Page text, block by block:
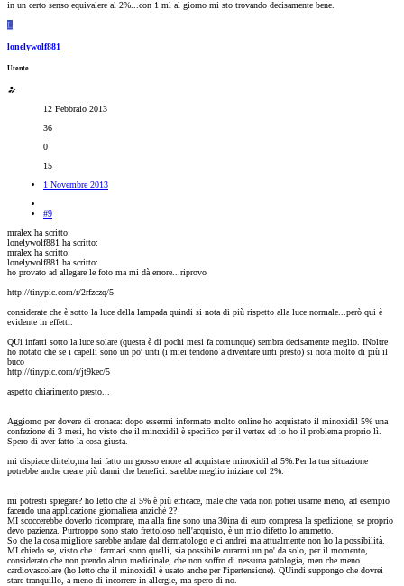
in un certo senso equivalere al 2%...con 1 ml al giorno mi sto trovando decisamente bene.
L
lonelywolf881
Utente
12 Febbraio 2013
36
0
15
1 Novembre 2013
#9
mralex ha scritto:
lonelywolf881 ha scritto:
mralex ha scritto:
lonelywolf881 ha scritto:
ho provato ad allegare le foto ma mi dà errore...riprovo
http://tinypic.com/r/2rfzczq/5
considerate che è sotto la luce della lampada quindi si nota di più rispetto alla luce normale...però qui è
evidente in effetti.
QUi infatti sotto la luce solare (questa è di pochi mesi fa comunque) sembra decisamente meglio. INoltre
ho notato che se i capelli sono un po' unti (i miei tendono a diventare unti presto) si nota molto di più il
buco
http://tinypic.com/r/jt9kec/5
aspetto chiarimento presto...
Aggiorno per dovere di cronaca: dopo essermi informato molto online ho acquistato il minoxidil 5% una
confezione di 3 mesi, ho visto che il minoxidil è specifico per il vertex ed io ho il problema proprio lì.
Spero di aver fatto la cosa giusta.
mi dispiace dirtelo,ma hai fatto un grosso errore ad acquistare minoxidil al 5%.Per la tua situazione
potrebbe anche creare più danni che benefici. sarebbe meglio iniziare col 2%.
mi potresti spiegare? ho letto che al 5% è più efficace, male che vada non potrei usarne meno, ad esempio
facendo una applicazione giornaliera anzichè 2?
MI scoccerebbe doverlo ricomprare, ma alla fine sono una 30ina di euro compresa la spedizione, se proprio
devo pazienza. Purtroppo sono stato frettoloso nell'acquisto, è un mio difetto lo ammetto.
So che la cosa migliore sarebbe andare dal dermatologo e ci andrei ma attualmente non ho la possibilità.
MI chiedo se, visto che i farmaci sono quelli, sia possibile curarmi un po' da solo, per il momento,
considerato che non prendo alcun medicinale, che non soffro di nessuna patologia, men che meno
cardiovascolare (ho letto che il minoxidil è usato anche per l'ipertensione). QUindi suppongo che dovrei
stare tranquillo, a meno di incorrere in allergie, ma spero di no.